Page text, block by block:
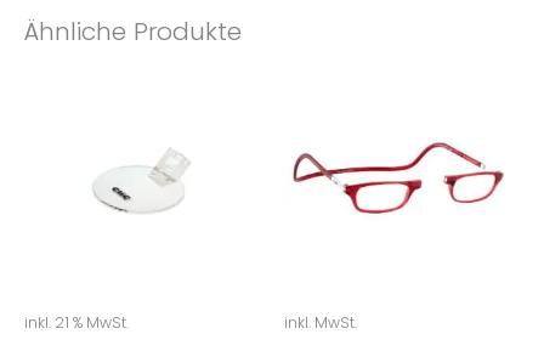
Ähnliche Produkte
inkl. 21 % MwSt.
inkl. MwSt.